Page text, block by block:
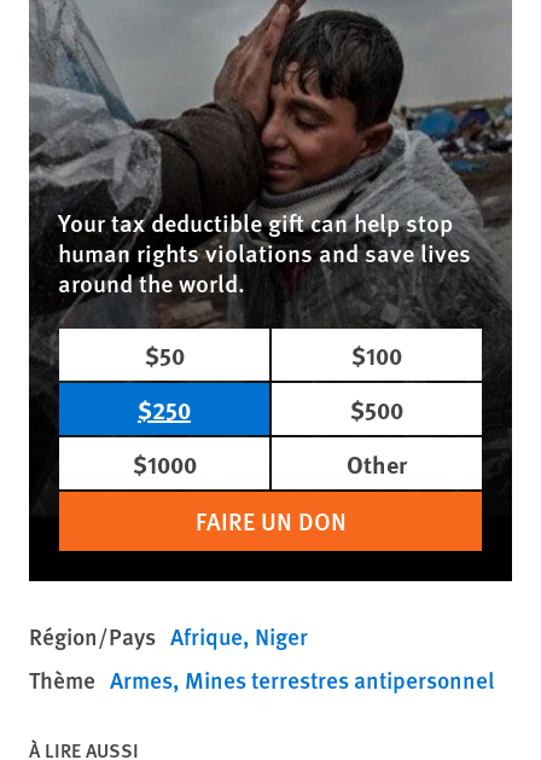
Your tax deductible gift can help stop
human rights violations and save lives
around the world.
$50
$100
$250
$500
$1000
Other
FAIRE UN DON
Région/Pays Afrique Niger
Thème Armes Mines terrestres antipersonnel
À LIRE AUSSI